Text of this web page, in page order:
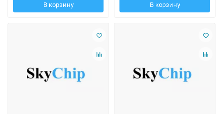
В корзину В корзину